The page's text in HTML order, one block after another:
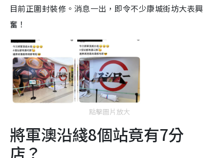
目前正圍封裝修。消息一出，即令不少康城街坊大表興
奮！
點擊圖片放大
將軍澳沿綫8個站竟有7分
店？